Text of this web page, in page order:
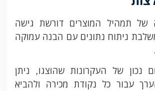
של תמהיל המוצרים דורשת גישה
ניתוח נתונים עם הבנה עמוקה
נכון של העקרונות שהוצגו, ניתן
עבור כל נקודת מכירה ולהביא